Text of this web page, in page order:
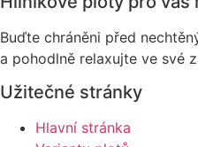
Buďte chráněni před
a pohodlně relaxujte ve své
Užitečné stránky
Hlavní stránka